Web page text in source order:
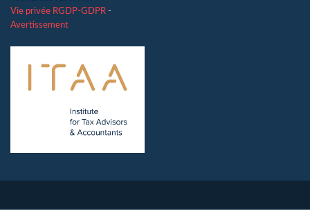
Vie privée RGDP-GDPR -
Avertissement